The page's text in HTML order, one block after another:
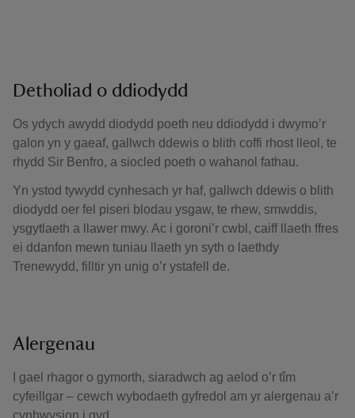
Detholiad o ddiodydd
Os ydych awydd diodydd poeth neu ddiodydd i dwymo’r
galon yn y gaeaf, gallwch ddewis o blith coffi rhost lleol, te
rhydd Sir Benfro, a siocled poeth o wahanol fathau.
Yn ystod tywydd cynhesach yr haf, gallwch ddewis o blith
diodydd oer fel piseri blodau ysgaw, te rhew, smwddis,
ysgytlaeth a llawer mwy. Ac i goroni’r cwbl, caiff llaeth ffres
ei ddanfon mewn tuniau llaeth yn syth o laethdy
Trenewydd, filltir yn unig o’r ystafell de.
Alergenau
I gael rhagor o gymorth, siaradwch ag aelod o’r tîm
cyfeillgar – cewch wybodaeth gyfredol am yr alergenau a’r
cynhwysion i gyd.